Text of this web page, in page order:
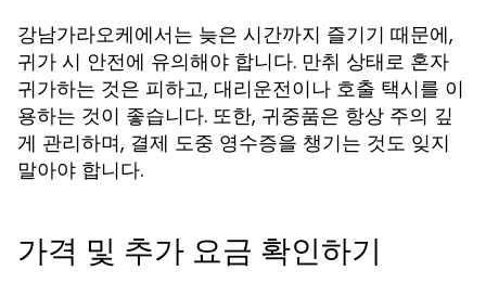
강남가라오케에서는 늦은 시간까지 즐기기 때문에,
귀가 시 안전에 유의해야 합니다. 만취 상태로 혼자
귀가하는 것은 피하고, 대리운전이나 호출 택시를 이
용하는 것이 좋습니다. 또한, 귀중품은 항상 주의 깊
게 관리하며, 결제 도중 영수증을 챙기는 것도 잊지
말아야 합니다.
가격 및 추가 요금 확인하기